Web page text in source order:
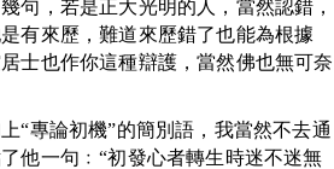
，若是正大光明的人，當然認錯，
有來歷，難道來歷錯了也能為根據
士也作你這種辯護，當然佛也無可奈
專論初機”的簡別語，我當然不去通
他一句﹕“初發心者轉生時迷不迷無